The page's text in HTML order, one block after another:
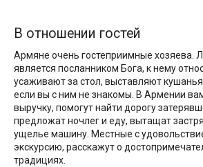
В отношении гостей
Армяне очень гостеприимные хозяева.
является посланником Бога, к нему
усаживают за стол, выставляют
если вы с ним не знакомы. В Армении
выручку, помогут найти дорогу
предложат ночлег и еду, вытащат
ущелье машину. Местные с
экскурсию, расскажут о
традициях.